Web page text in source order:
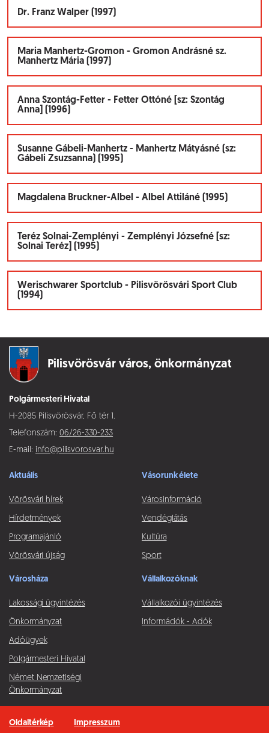
Dr. Franz Walper (1997)
Maria Manhertz-Gromon - Gromon Andrásné sz.
Manhertz Mária (1997)
Anna Szontág-Fetter - Fetter Ottóné [sz: Szontág
Anna] (1996)
Susanne Gábeli-Manhertz - Manhertz Mátyásné (sz:
Gábeli Zsuzsanna) (1995)
Magdalena Bruckner-Albel - Albel Attiláné (1995)
Teréz Solnai-Zemplényi - Zemplényi Józsefné [sz:
Solnai Teréz] (1995)
Werischwarer Sportclub - Pilisvörösvári Sport Club
(1994)
Pilisvörösvár város, önkormányzat
Polgármesteri Hivatal
H-2085 Pilisvörösvár, Fő tér 1.
Telefonszám: 06/26-330-233
E-mail: info@pilisvorosvar.hu
Aktuális
Vörösvári hírek
Hírdetmények
Programajánló
Vörösvári újság
Vásorunk élete
Városinformáció
Vendéglátás
Kultúra
Sport
Városháza
Lakossági ügyintézés
Önkormányzat
Adóügyek
Polgármesteri Hivatal
Német Nemzetiségi
Önkormányzat
Vállalkozóknak
Vállalkozói ügyintézés
Információk - Adók
Oldaltérkép Impresszum